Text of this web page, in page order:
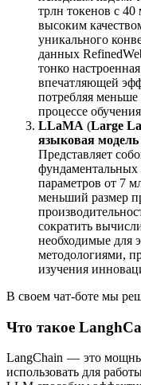
трлн токенов с 40
высоким
уникального
данных
тонко
впечатляющей
потребляя
процессе
LLaMA (Large
языковая
Представляет
фундаментальных
параметров от 7
меньший размер
сократить
необходимые для
методологиями,
изучения
В своем чат-боте мы
Что такое
LangChain — это
использовать для